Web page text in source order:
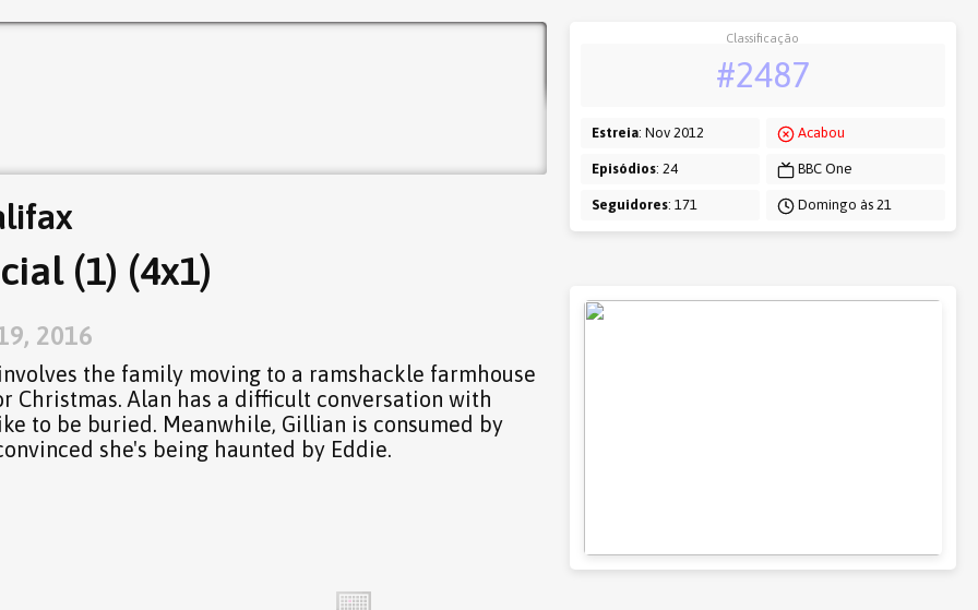
(1) (4x1)
2016
the family moving to a ramshackle farmhouse
Christmas. Alan has a difficult conversation with
to be buried. Meanwhile, Gillian is consumed by
she's being haunted by Eddie.
Classificação
#2487
Estreia: Nov 2012
Episódios: 24
Seguidores: 171
Acabou
BBC One
Domingo às 21